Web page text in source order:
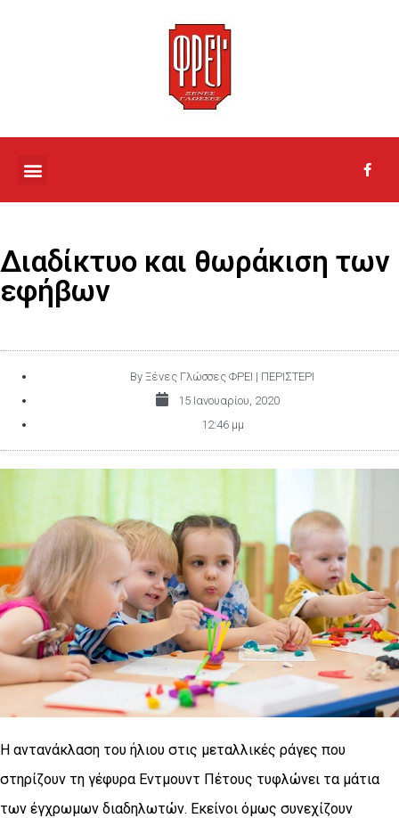
Διαδίκτυο και θωράκιση των
εφήβων
By Ξένες Γλώσσες ΦΡΕΙ | ΠΕΡΙΣΤΕΡΙ
15 Ιανουαρίου, 2020
12:46 μμ
Η αντανάκλαση του ήλιου στις μεταλλικές ράγες που
στηρίζουν τη γέφυρα Εντμουντ Πέτους τυφλώνει τα μάτια
των έγχρωμων διαδηλωτών. Εκείνοι όμως συνεχίζουν